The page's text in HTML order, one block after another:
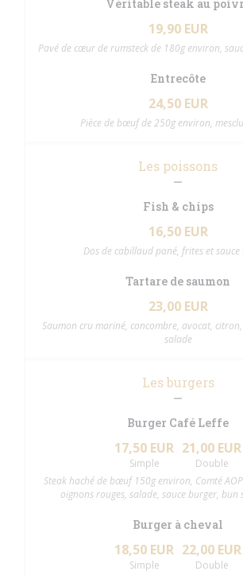
Véritable steak au
19,90 EUR
Pavé de cœur de rumsteck de 180g environ,
Entrecôte
24,50 EUR
Pièce de bœuf de 250g environ,
Les poissons
Fish & chips
16,50 EUR
Dos de cabillaud pané, frites et
Tartare de saumon
23,00 EUR
Saumon cru mariné, concombre, avocat,
salade
Les burgers
Burger Café Leffe
17,50 EUR
Simple
21,00 EUR
Double
Steak haché de bœuf 150g environ, Comté
oignons rouges, salade, sauce burger, bun
Burger à cheval
18,50 EUR
Simple
22,00 EUR
Double